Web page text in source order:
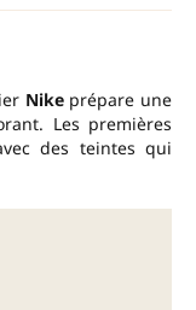
Nikeprépare une
Les premières
des teintes qui